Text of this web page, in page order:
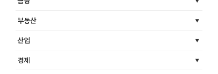
부동산
산업
경제